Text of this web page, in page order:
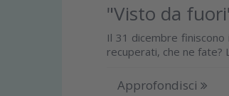
"Visto da
Il 31 dicembre
recuperati, che ne fate?
Approfondisci